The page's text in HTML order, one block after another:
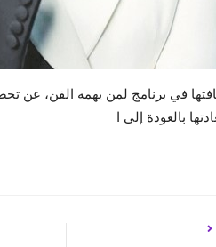
في برنامج لمن يهمه الفن، عن
بالعودة إلى ا